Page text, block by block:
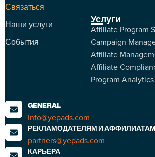
Связаться
Наши услуги
События
Услуги
Affiliate Program
Campaign
Affiliate
Affiliate
Program Analytics
GENERAL
info@yepads.com
РЕКЛАМОДАТЕЛЯМ И АФФИЛИАТАМ
partners@yepads.com
КАРЬЕРА